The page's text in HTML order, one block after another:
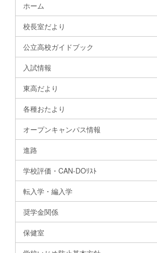
ホーム
校長室だより
公立高校ガイドブック
入試情報
東高だより
各種おたより
オープンキャンパス情報
進路
学校評価・CAN-DOﾘｽﾄ
転入学・編入学
奨学金関係
保健室